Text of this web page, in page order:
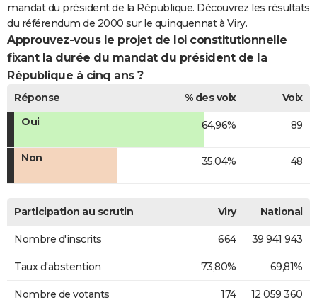
mandat du président de la République. Découvrez les résultats
du référendum de 2000 sur le quinquennat à Viry.
Approuvez-vous le projet de loi constitutionnelle
fixant la durée du mandat du président de la
République à cinq ans ?
Réponse % des voix
Voix
Oui
64,96% 89
Non 35,04% 48
Participation au scrutin Viry National
Nombre d'inscrits 664 39 941 943
Taux d'abstention 73,80% 69,81%
Nombre de votants 174 12 059 360